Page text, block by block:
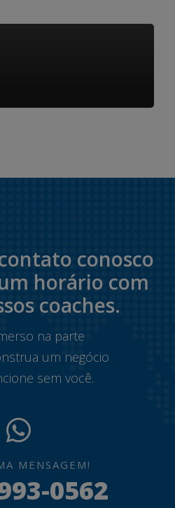
conosco
horário com
coaches.
na parte
um negócio
sem você.
MENSAGEM!
0562